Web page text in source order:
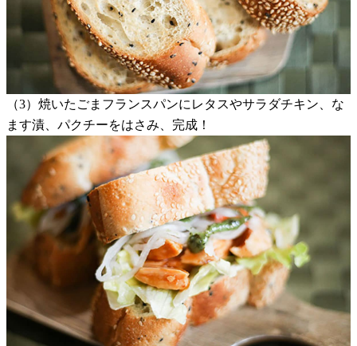
（3）焼いたごまフランスパンにレタスやサラダチキン、な
ます漬、パクチーをはさみ、完成！